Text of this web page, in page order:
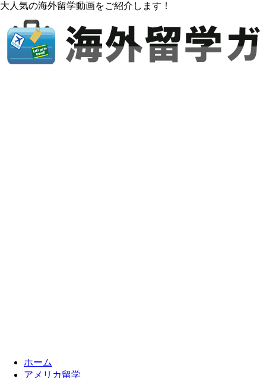
大人気の海外留学動画をご紹介します！
ホーム
アメリカ留学